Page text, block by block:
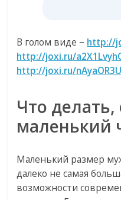
В голом виде − http://
http://joxi.ru/
http://joxi.ru/
Что делать,
маленький
Маленький размер
далеко не самая
возможности